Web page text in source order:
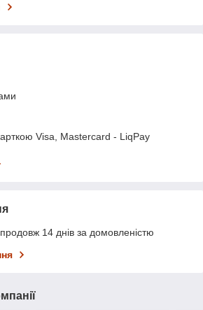
Visa, Mastercard - LiqPay
14 днів за домовленістю